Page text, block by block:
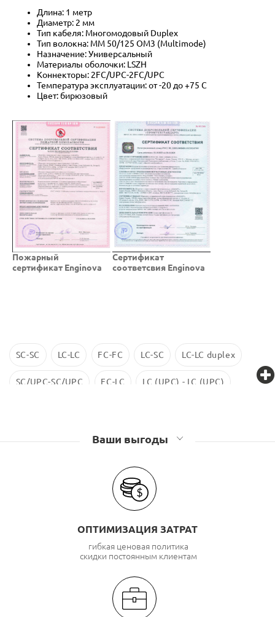
Длина: 1 метр
Диаметр: 2 мм
Тип кабеля: Многомодовый Duplex
Тип волокна: MM 50/125 OM3 (Multimode)
Назначение: Универсальный
Материалы оболочки: LSZH
Коннекторы: 2FC/UPC-2FC/UPC
Температура эксплуатации: от -20 до +75 C
Цвет: бирюзовый
Пожарный
сертификат Enginova
Cертификат
соответсвия Enginova
SC-SC LC-LC FC-FC LC-SC LC-LC duplex
SC/UPC-SC/UPC FC-LC LC (UPC) - LC (UPC)
Ваши выгоды
ОПТИМИЗАЦИЯ ЗАТРАТ
гибкая ценовая политика
скидки постоянным клиентам